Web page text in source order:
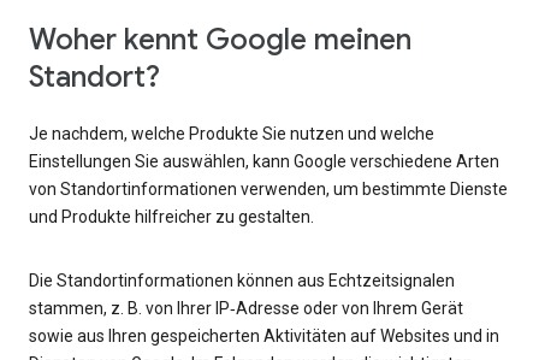
Woher kennt Google meinen
Standort?
Je nachdem, welche Produkte Sie nutzen und welche
Einstellungen Sie auswählen, kann Google verschiedene Arten
von Standortinformationen verwenden, um bestimmte Dienste
und Produkte hilfreicher zu gestalten.
Die Standortinformationen können aus Echtzeitsignalen
stammen, z. B. von Ihrer IP‑Adresse oder von Ihrem Gerät
sowie aus Ihren gespeicherten Aktivitäten auf Websites und in